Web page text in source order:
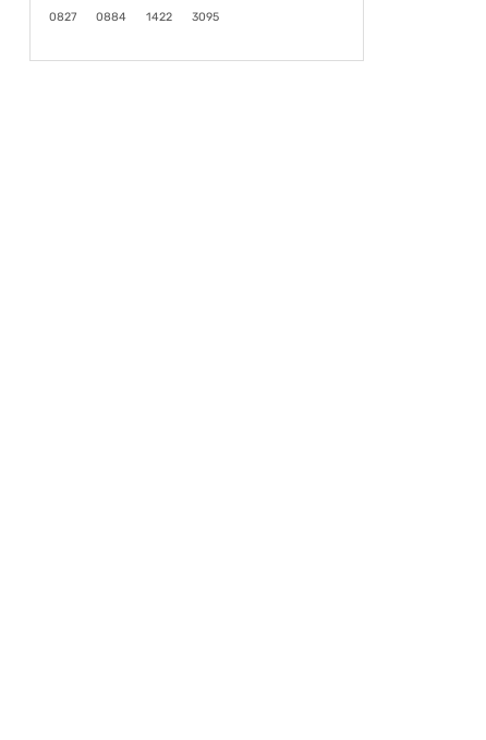
0827 0884 1422 3095